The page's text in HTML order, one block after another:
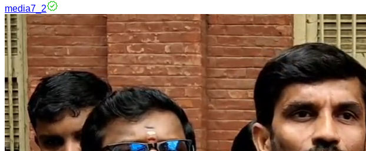
media7_2